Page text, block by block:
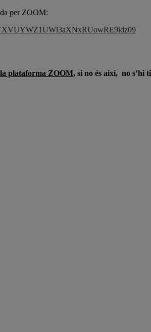
per ZOOM:
plataforma ZOOM, si no és així, no s’hi